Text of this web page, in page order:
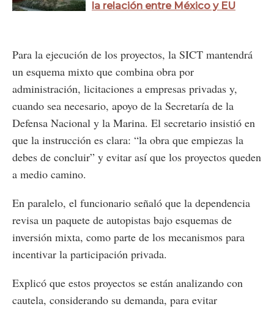
la relación entre México y EU
Para la ejecución de los proyectos, la SICT mantendrá
un esquema mixto que combina obra por
administración, licitaciones a empresas privadas y,
cuando sea necesario, apoyo de la Secretaría de la
Defensa Nacional y la Marina. El secretario insistió en
que la instrucción es clara: “la obra que empiezas la
debes de concluir” y evitar así que los proyectos queden
a medio camino.
En paralelo, el funcionario señaló que la dependencia
revisa un paquete de autopistas bajo esquemas de
inversión mixta, como parte de los mecanismos para
incentivar la participación privada.
Explicó que estos proyectos se están analizando con
cautela, considerando su demanda, para evitar